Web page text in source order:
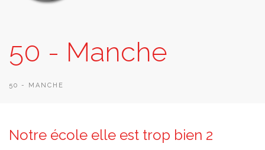
GRILLE DES PROGRAMMES
EMISSIONS / PODCASTS
RECHERCHER
50 - Manche
50 - MANCHE
Notre école elle est trop bien 2